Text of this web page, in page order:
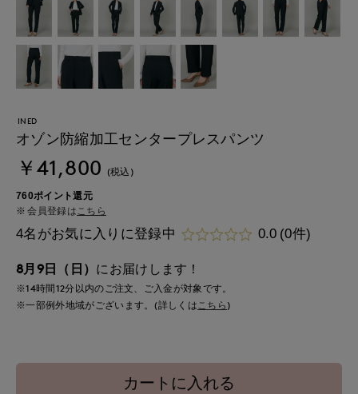
INED
オゾン防縮加工センタープレスパンツ
￥41,800 (税込)
760ポイント還元
会員登録は こちら
4名がお気に入りに登録中 0.0 (0件)
8月9日（日） にお届けします！
※14時間12分以内のご注文、ご入金が対象です。
※一部例外地域がございます。(詳しくはこちら )
カートに入れる